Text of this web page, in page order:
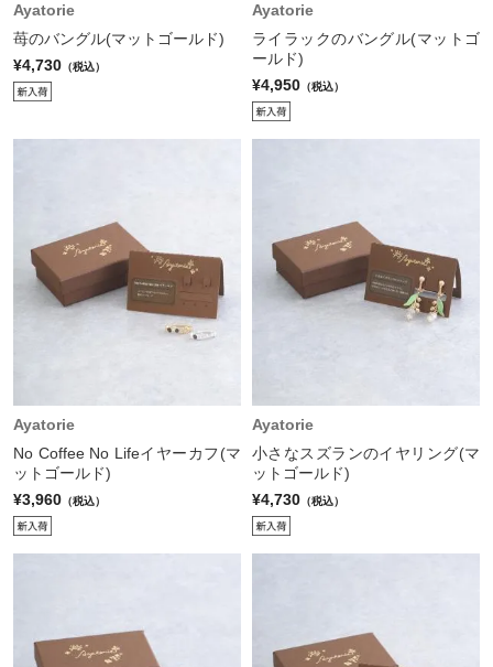
Ayatorie
苺のバングル(マットゴールド)
¥4,730 （税込）
Ayatorie
ライラックのバングル(マットゴ
ールド)
¥4,950 （税込）
Ayatorie
No Coffee No Lifeイヤーカフ(マ
ットゴールド)
¥3,960 （税込）
Ayatorie
小さなスズランのイヤリング(マ
ットゴールド)
¥4,730 （税込）